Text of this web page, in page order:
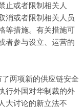
止或者限制相关人
消或者限制相关人员
等措施。有关措施可
者参与设立、运营的
两项新的供应链安全
行外国对华制裁的外
大讨论的新立法不